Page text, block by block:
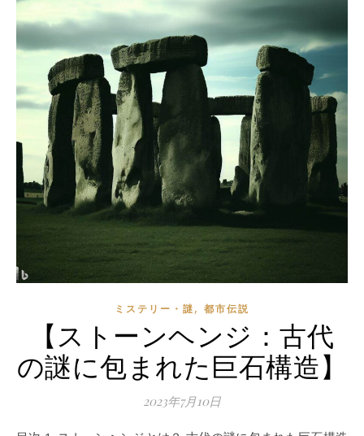
ミステリー・謎, 都市伝説
【ストーンヘンジ：古代
の謎に包まれた巨石構造】
2023年7月10日